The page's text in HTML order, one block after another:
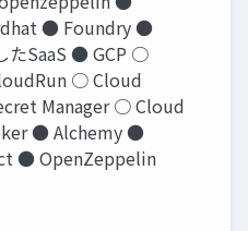
● Foundry ●
たSaaS ● GCP ○
○ Cloud
Manager ○ Cloud
● Alchemy ●
● OpenZeppelin